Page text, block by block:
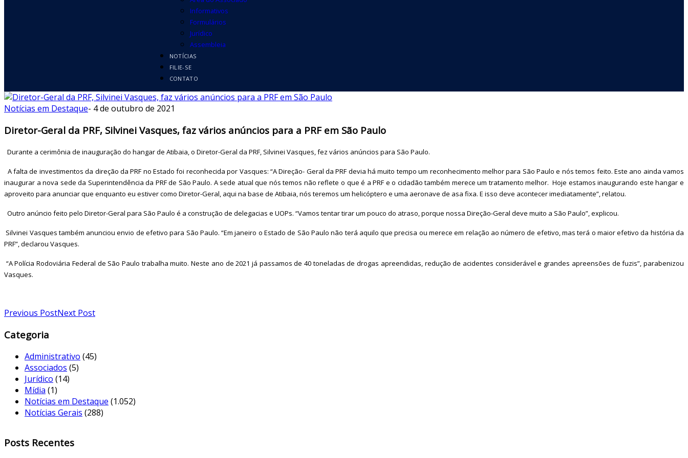
Informativos
Formulários
Jurídico
Assembleia
NOTÍCIAS
FILIE-SE
CONTATO
Notícias em Destaque- 4 de outubro de 2021
Diretor-Geral da PRF, Silvinei Vasques, faz vários anúncios para a PRF em São Paulo
Durante a cerimônia de inauguração do hangar de Atibaia, o Diretor-Geral da PRF, Silvinei Vasques, fez vários anúncios para São Paulo.
A falta de investimentos da direção da PRF no Estado foi reconhecida por Vasques: “A Direção- Geral da PRF devia há muito tempo um reconhecimento melhor para São Paulo e nós temos feito. Este ano ainda vamos
inaugurar a nova sede da Superintendência da PRF de São Paulo. A sede atual que nós temos não reflete o que é a PRF e o cidadão também merece um tratamento melhor. Hoje estamos inaugurando este hangar e
aproveito para anunciar que enquanto eu estiver como Diretor-Geral, aqui na base de Atibaia, nós teremos um helicóptero e uma aeronave de asa fixa. E isso deve acontecer imediatamente”, relatou.
Outro anúncio feito pelo Diretor-Geral para São Paulo é a construção de delegacias e UOPs. “Vamos tentar tirar um pouco do atraso, porque nossa Direção-Geral deve muito a São Paulo”, explicou.
Silvinei Vasques também anunciou envio de efetivo para São Paulo. “Em janeiro o Estado de São Paulo não terá aquilo que precisa ou merece em relação ao número de efetivo, mas terá o maior efetivo da história da
PRF”, declarou Vasques.
“A Polícia Rodoviária Federal de São Paulo trabalha muito. Neste ano de 2021 já passamos de 40 toneladas de drogas apreendidas, redução de acidentes considerável e grandes apreensões de fuzis”, parabenizou
Vasques.
Previous PostNext Post
Categoria
Administrativo (45)
Associados (5)
Jurídico (14)
Mídia (1)
Notícias em Destaque (1.052)
Notícias Gerais (288)
Posts Recentes